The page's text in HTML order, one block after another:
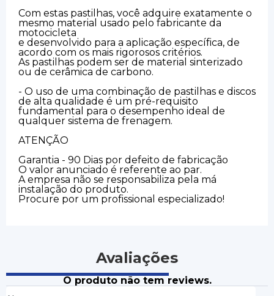
Com estas pastilhas, você adquire exatamente o
mesmo material usado pelo fabricante da
motocicleta
e desenvolvido para a aplicação específica, de
acordo com os mais rigorosos critérios.
As pastilhas podem ser de material sinterizado
ou de cerâmica de carbono.
- O uso de uma combinação de pastilhas e discos
de alta qualidade é um pré-requisito
fundamental para o desempenho ideal de
qualquer sistema de frenagem.
ATENÇÃO
Garantia - 90 Dias por defeito de fabricação
O valor anunciado é referente ao par.
A empresa não se responsabiliza pela má
instalação do produto.
Procure por um profissional especializado!
Avaliações
O produto não tem reviews.